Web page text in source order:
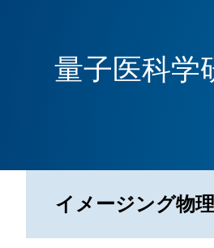
量子科
量子医科学
イメージング物